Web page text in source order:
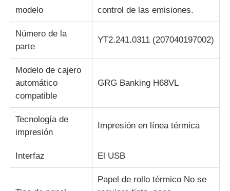
Piezas para cajeros automáticos NCR
Partes de cajeros automáticos Hyosung
Partes de cajeros automáticos de Fujitsu
Componentes de cajeros automáticos de Hitachi
Piezas del cajero automático de GRG
modelo
control de las emisiones.
Número de la
parte
YT2.241.0311 (207040197002)
Modelo de cajero
automático
compatible
GRG Banking H68VL
Tecnología de
impresión
Impresión en línea térmica
Interfaz El USB
Papel de rollo térmico No se